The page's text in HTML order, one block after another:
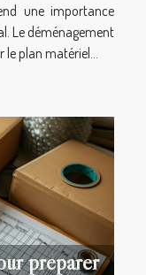
une importance
Le déménagement
plan matériel...
préparer